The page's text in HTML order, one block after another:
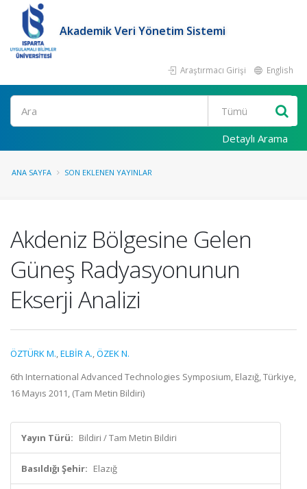
Akademik Veri Yönetim Sistemi
Araştırmacı Girişi English
Ara
Detaylı Arama
ANA SAYFA SON EKLENEN YAYINLAR
Akdeniz Bölgesine Gelen
Güneş Radyasyonunun
Ekserji Analizi
ÖZTÜRK M.,ELBİR A.,ÖZEK N.
6th International Advanced Technologies Symposium, Elazığ, Türkiye,
16 Mayıs 2011, (Tam Metin Bildiri)
Yayın Türü: Bildiri / Tam Metin Bildiri
Basıldığı Şehir: Elazığ